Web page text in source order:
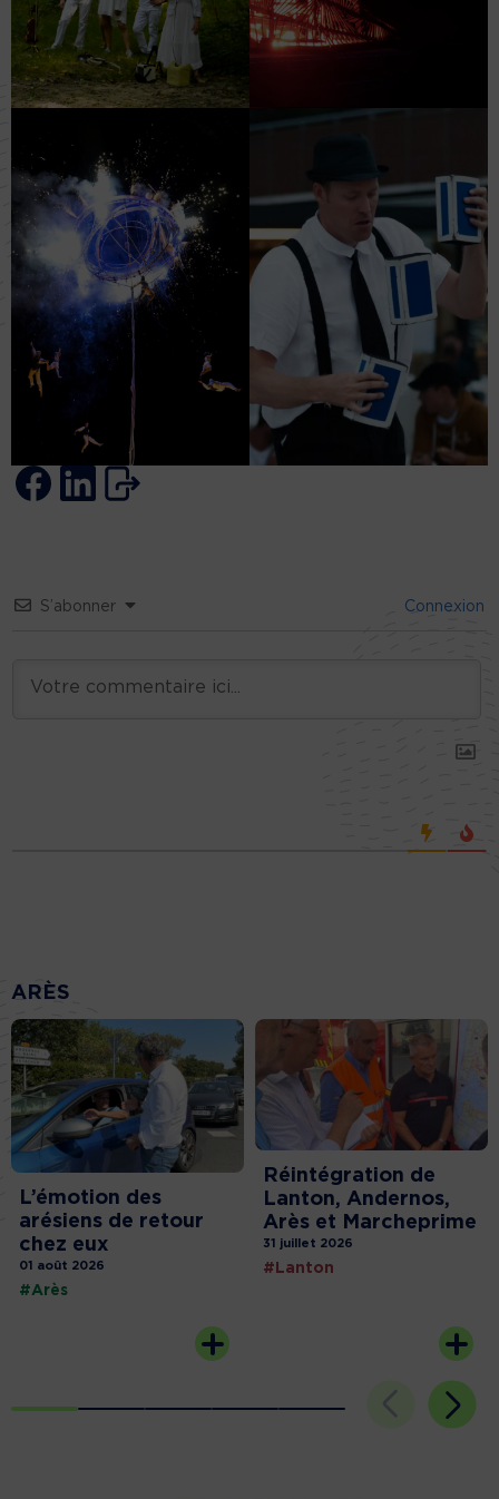
S’abonner Connexion
ARÈS
L’émotion des
arésiens de retour
chez eux
01 août 2026
#Arès
Réintégration de
Lanton, Andernos,
Arès et Marcheprime
31 juillet 2026
#Lanton